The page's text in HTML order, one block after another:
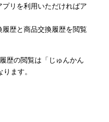
リを利用いただければア
歴と商品交換履歴を閲覧
歴の閲覧は「じゅんかん
ます。